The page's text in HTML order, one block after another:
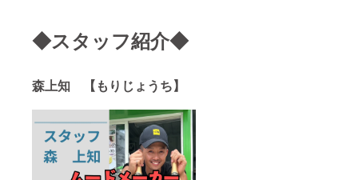
◆スタッフ紹介◆
森上知 【もりじょうち】